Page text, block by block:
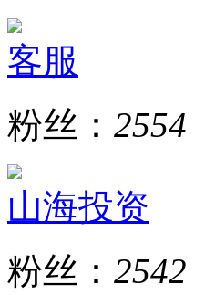
客服
粉丝： 2554
山海投资
粉丝： 2542